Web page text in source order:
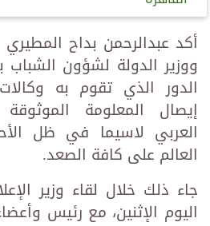
أكد عبدالرحمن بداح المطيري
ووزير الدولة لشؤون الشباب
الدور الذي تقوم به
إيصال المعلومة
العربي لاسيما في ظل
العالم على كافة الصعد.
جاء ذلك خلال لقاء وزير
اليوم الإثنين، مع رئيس